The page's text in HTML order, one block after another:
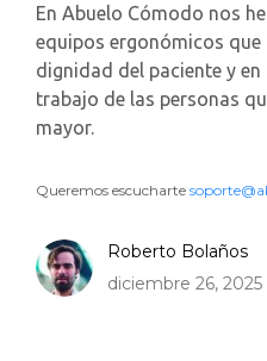
En Abuelo Cómodo nos
equipos ergonómicos
dignidad del paciente y
trabajo de las personas
mayor.
Roberto Bolaños
diciembre 26, 2025
Queremos escucharte